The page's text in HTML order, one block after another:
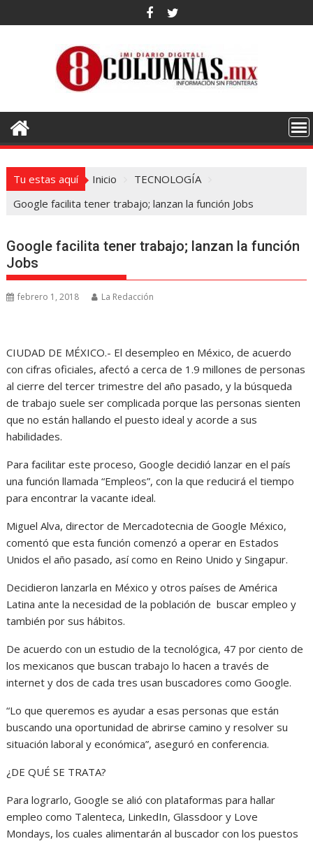
al
Tu estas aquí Inicio
TECNOLOGÍA
Google facilita tener trabajo; lanzan la función Jobs
Google facilita tener trabajo; lanzan la función
Jobs
febrero 1, 2018 La Redacción
CIUDAD DE MÉXICO.- El desempleo en México, de acuerdo
con cifras oficiales, afectó a cerca de 1.9 millones de personas
al cierre del tercer trimestre del año pasado, y la búsqueda
de trabajo suele ser complicada porque las personas sienten
que no están hallando el puesto ideal y acorde a sus
habilidades.
Para facilitar este proceso, Google decidió lanzar en el país
una función llamada “Empleos”, con la que reducirá el tiempo
para encontrar la vacante ideal.
Miguel Alva, director de Mercadotecnia de Google México,
comentó que esta función comenzó a operar en Estados
Unidos el año pasado, así como en Reino Unido y Singapur.
Decidieron lanzarla en México y otros países de América
Latina ante la necesidad de la población de buscar empleo y
también por sus hábitos.
De acuerdo con un estudio de la tecnológica, 47 por ciento de
los mexicanos que buscan trabajo lo hacen a través de
internet y dos de cada tres usan buscadores como Google.
“Lo que queremos es ayudar a esas personas que están
buscando una oportunidad de abrirse camino y resolver su
situación laboral y económica”, aseguró en conferencia.
¿DE QUÉ SE TRATA?
Para lograrlo, Google se alió con plataformas para hallar
empleo como Talenteca, LinkedIn, Glassdoor y Love
Mondays, los cuales alimentarán al buscador con los puestos